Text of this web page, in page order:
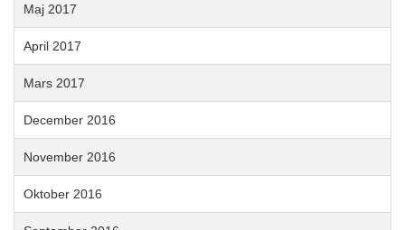
Maj 2017
April 2017
Mars 2017
December 2016
November 2016
Oktober 2016